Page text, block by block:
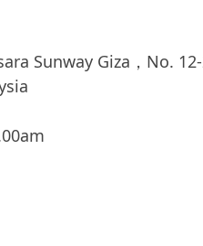
Sunway Giza，No.